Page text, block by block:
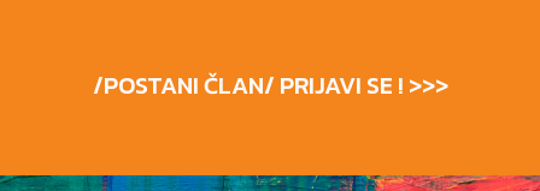
/POSTANI ČLAN/ PRIJAVI SE ! >>>